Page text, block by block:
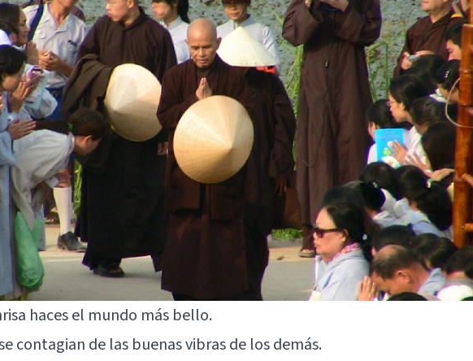
haces el mundo más bello.
contagian de las buenas vibras de los demás.